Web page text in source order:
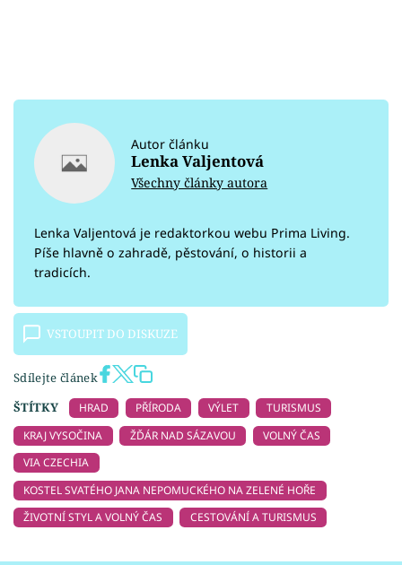
Autor článku
Lenka Valjentová
Všechny články autora
Lenka Valjentová je redaktorkou webu Prima Living.
Píše hlavně o zahradě, pěstování, o historii a
tradicích.
VSTOUPIT DO DISKUZE
Sdílejte článek
ŠTÍTKY
HRAD PŘÍRODA VÝLET
TURISMUS
KRAJ VYSOČINA
ŽĎÁR NAD SÁZAVOU
VOLNÝ ČAS
VIA CZECHIA
KOSTEL SVATÉHO JANA NEPOMUCKÉHO NA ZELENÉ HOŘE
ŽIVOTNÍ STYL A VOLNÝ ČAS
CESTOVÁNÍ A TURISMUS